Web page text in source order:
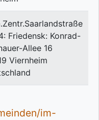
Friedensk: Konrad-
Allee 16
Viernheim
im-